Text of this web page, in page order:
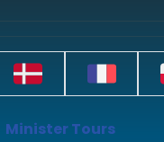
Minister Tours